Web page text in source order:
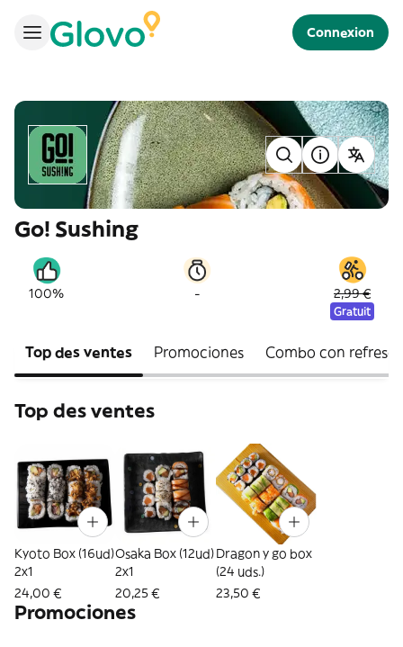
Connexion
Go! Sushing
100% - 2,99 €
Gratuit
Top des ventes Promociones Combo con
Top des ventes
Kyoto Box (16ud)
2x1
24,00 €
Osaka Box (12ud)
2x1
20,25 €
Dragon y go box
(24 uds.)
23,50 €
Promociones